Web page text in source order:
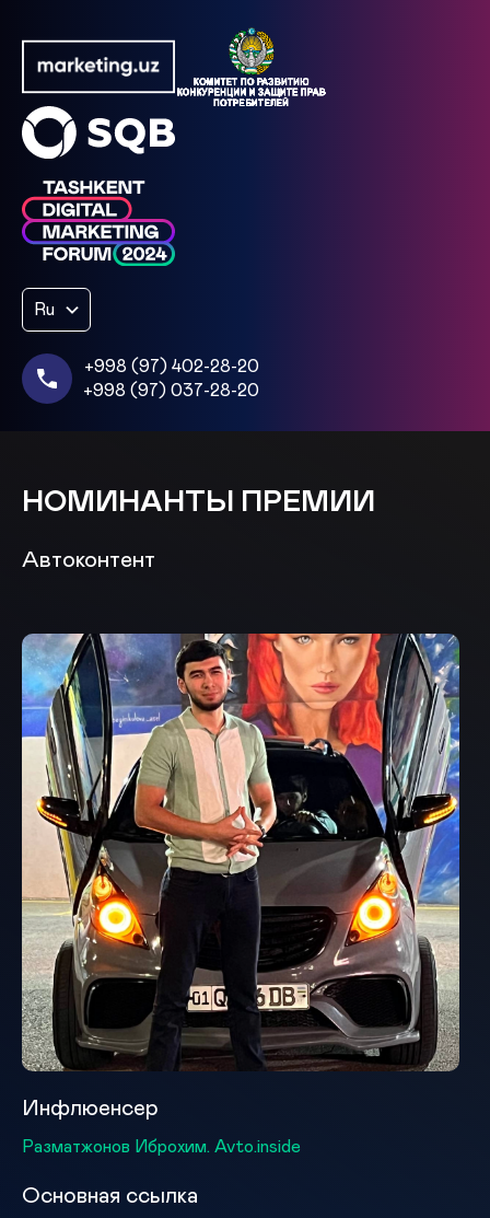
Ru
+998 (97) 402-28-20
+998 (97) 037-28-20
НОМИНАНТЫ ПРЕМИИ
Автоконтент
Инфлюенсер
Разматжонов Иброхим. Avto.inside
Основная ссылка